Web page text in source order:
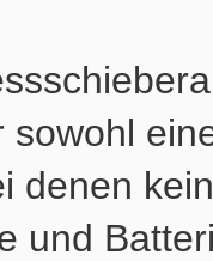
sowohl
denen
und